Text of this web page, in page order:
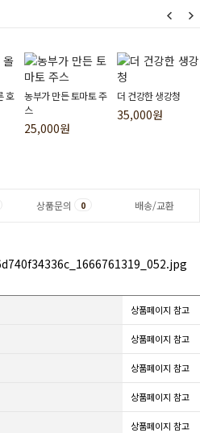
호
농부가 만든 토마토 주
스
25,000원
더 건강한 생강청
35,000원
상품문의 0 배송/교환
상품페이지 참고
상품페이지 참고
상품페이지 참고
상품페이지 참고
상품페이지 참고